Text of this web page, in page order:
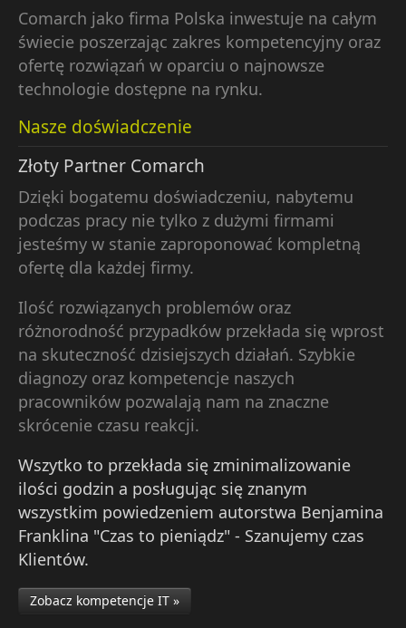
Comarch jako firma Polska inwestuje na całym
świecie poszerzając zakres kompetencyjny oraz
ofertę rozwiązań w oparciu o najnowsze
technologie dostępne na rynku.
Nasze doświadczenie
Złoty Partner Comarch
Dzięki bogatemu doświadczeniu, nabytemu
podczas pracy nie tylko z dużymi firmami
jesteśmy w stanie zaproponować kompletną
ofertę dla każdej firmy.
Ilość rozwiązanych problemów oraz
różnorodność przypadków przekłada się wprost
na skuteczność dzisiejszych działań. Szybkie
diagnozy oraz kompetencje naszych
pracowników pozwalają nam na znaczne
skrócenie czasu reakcji.
Wszytko to przekłada się zminimalizowanie
ilości godzin a posługując się znanym
wszystkim powiedzeniem autorstwa Benjamina
Franklina "Czas to pieniądz" - Szanujemy czas
Klientów.
Zobacz kompetencje IT »